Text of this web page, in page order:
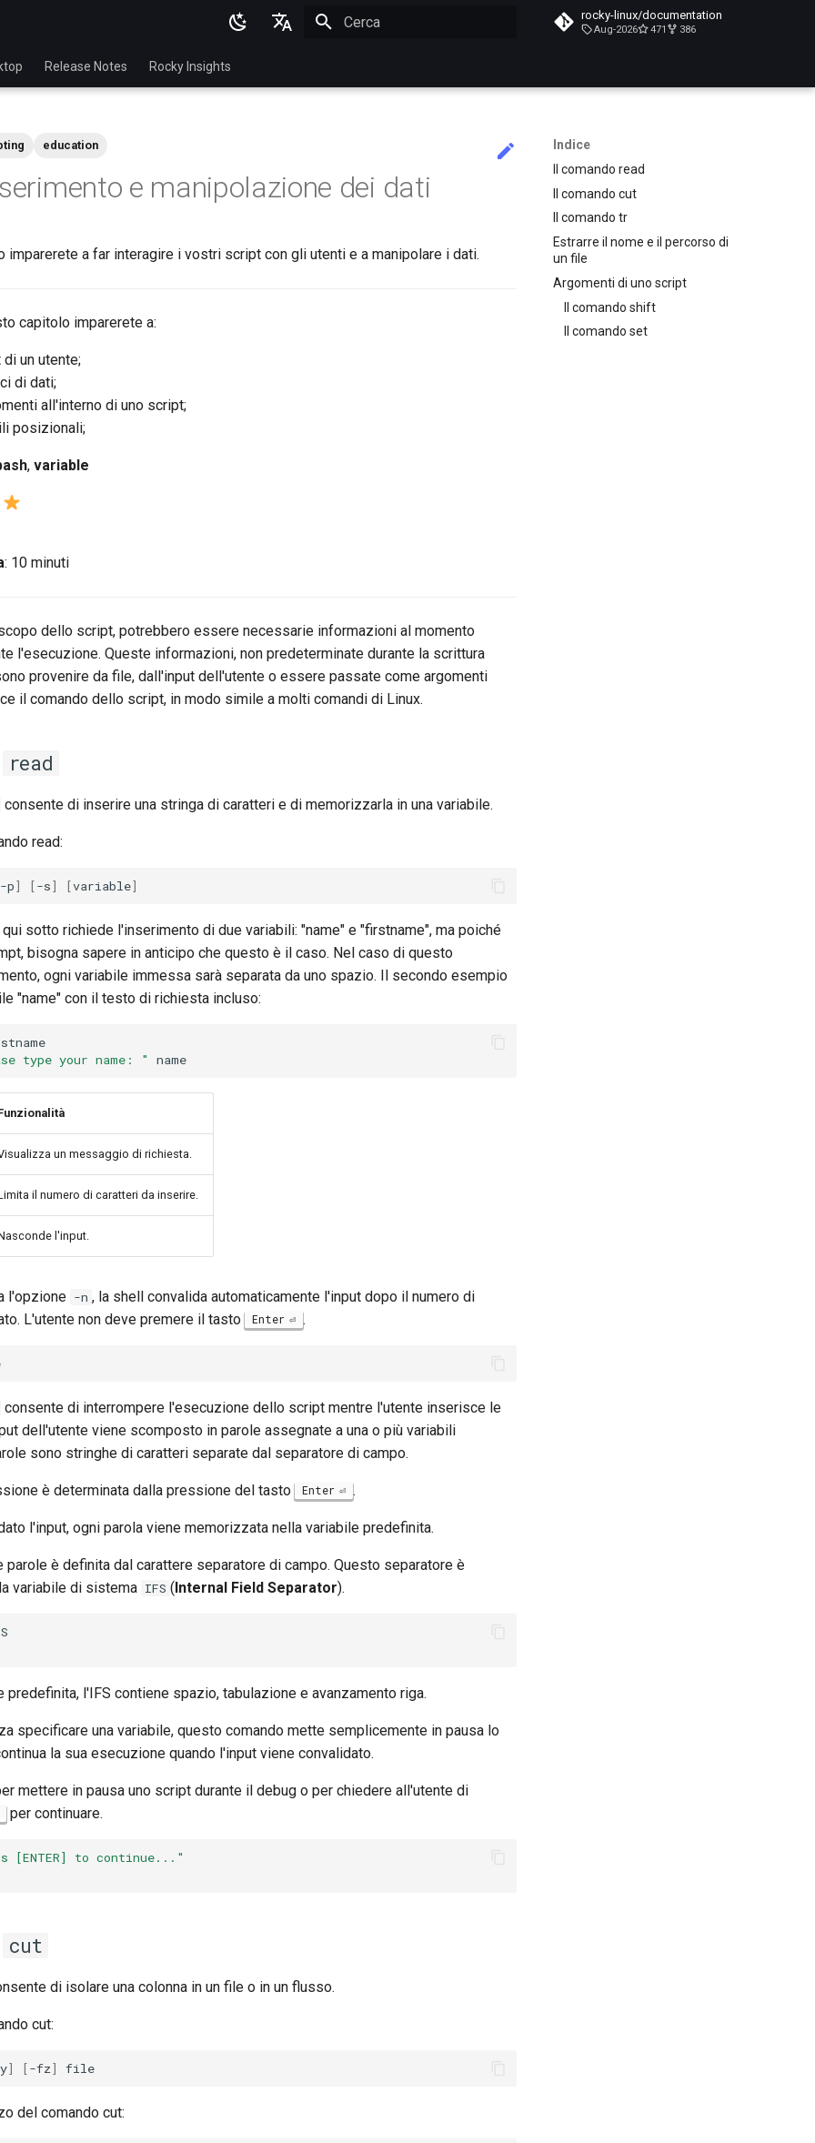
Español
日本語
rocky-linux/documentation
Aug-2026 471 386
Release Notes Rocky Insights
Indice
Il comando read
Il comando cut
Il comando tr
Estrarre il nome e il percorso di
un file
Argomenti di uno script
Il comando shift
Il comando set
education
e manipolazione dei dati
imparerete a far interagire i vostri script con gli utenti e a manipolare i dati.
capitolo imparerete a:
un utente;
di dati;
all'interno di uno script;
posizionali;
, variable
: 10 minuti
dello script, potrebbero essere necessarie informazioni al momento
l'esecuzione. Queste informazioni, non predeterminate durante la scrittura
provenire da file, dall'input dell'utente o essere passate come argomenti
il comando dello script, in modo simile a molti comandi di Linux.
read
consente di inserire una stringa di caratteri e di memorizzarla in una variabile.
read:
-p] [-s] [variable]
sotto richiede l'inserimento di due variabili: "name" e "firstname", ma poiché
bisogna sapere in anticipo che questo è il caso. Nel caso di questo
ogni variabile immessa sarà separata da uno spazio. Il secondo esempio
"name" con il testo di richiesta incluso:
type your name: "
un messaggio di richiesta.
il numero di caratteri da inserire.
l'input.
l'opzione -n , la shell convalida automaticamente l'input dopo il numero di
L'utente non deve premere il tasto Enter .
consente di interrompere l'esecuzione dello script mentre l'utente inserisce le
dell'utente viene scomposto in parole assegnate a una o più variabili
sono stringhe di caratteri separate dal separatore di campo.
è determinata dalla pressione del tasto Enter .
l'input, ogni parola viene memorizzata nella variabile predefinita.
parole è definita dal carattere separatore di campo. Questo separatore è
variabile di sistema IFS (Internal Field Separator).
predefinita, l'IFS contiene spazio, tabulazione e avanzamento riga.
specificare una variabile, questo comando mette semplicemente in pausa lo
la sua esecuzione quando l'input viene convalidato.
mettere in pausa uno script durante il debug o per chiedere all'utente di
per continuare.
[ENTER] to continue..."
cut
di isolare una colonna in un file o in un flusso.
cut:
] [-fz]
del comando cut: